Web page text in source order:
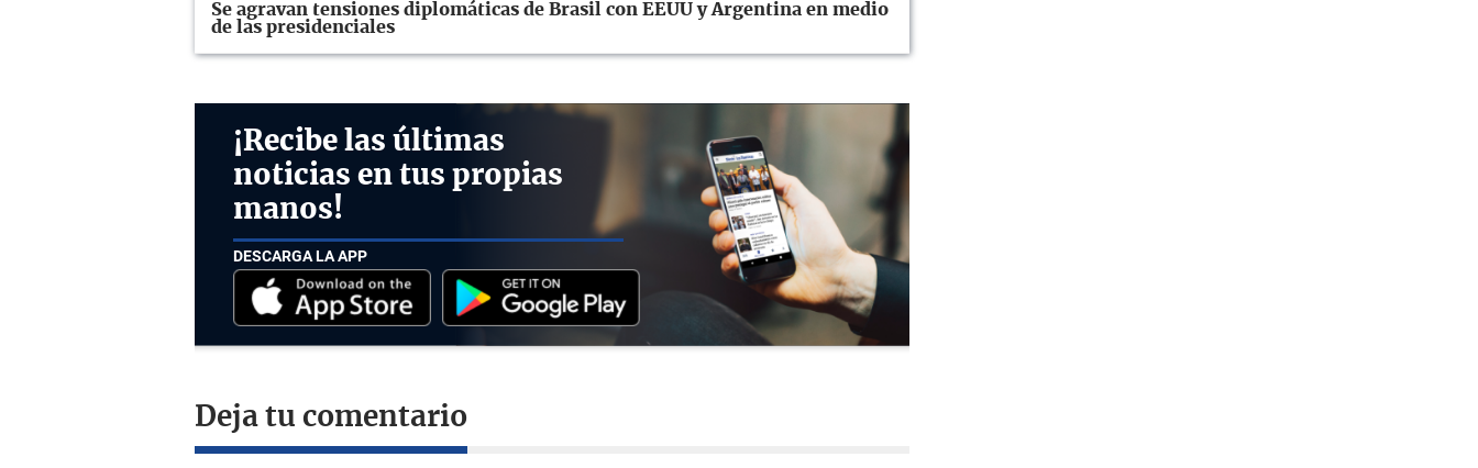
Se agravan tensiones diplomáticas de Brasil con EEUU y Argentina en medio
de las presidenciales
¡Recibe las últimas
noticias en tus propias
manos!
DESCARGA LA APP
Deja tu comentario